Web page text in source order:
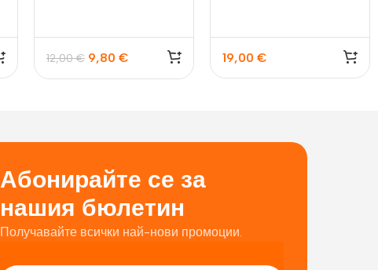
12,00€ 9,80 € 19,00 €
Абонирайте се за
нашия бюлетин
Получавайте всички най-нови промоции.